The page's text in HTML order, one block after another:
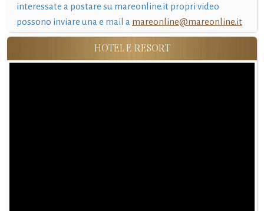
interessate a postare su mareonline.it propri video
possono inviare una e mail a mareonline@mareonline.it
HOTEL E RESORT